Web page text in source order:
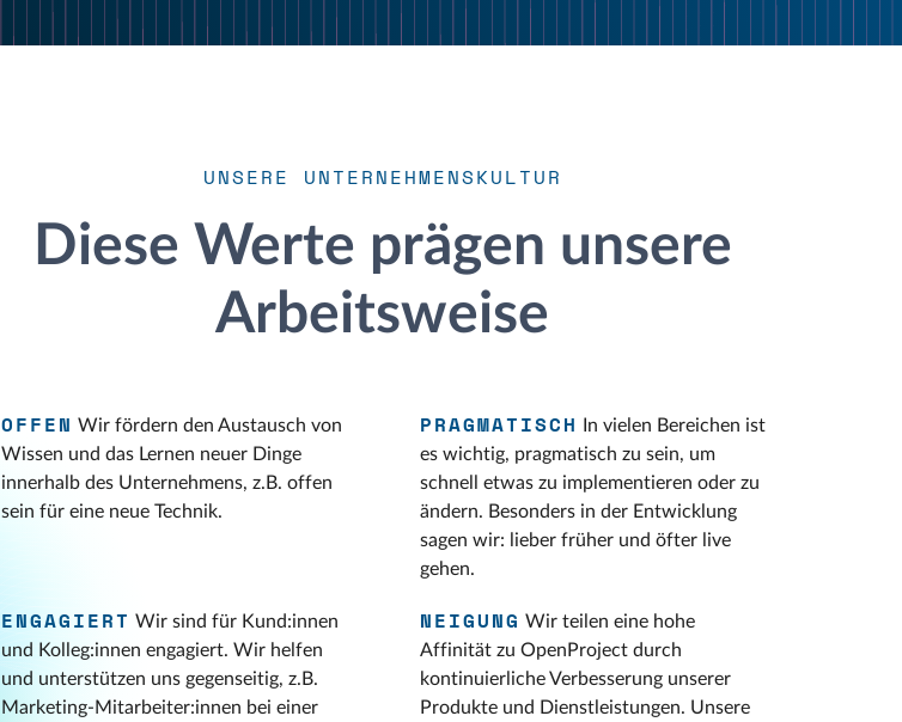
UNSERE UNTERNEHMENSKULTUR
Diese Werte prägen unsere
Arbeitsweise
OFFEN Wir fördern den Austausch von
Wissen und das Lernen neuer Dinge
innerhalb des Unternehmens, z.B. offen
sein für eine neue Technik.
PRAGMATISCH
In vielen Bereichen ist
es wichtig, pragmatisch zu sein, um
schnell etwas zu implementieren oder zu
ändern. Besonders in der Entwicklung
sagen wir: lieber früher und öfter live
gehen.
ENGAGIERT Wir sind für Kund:innen
und Kolleg:innen engagiert. Wir helfen
und unterstützen uns gegenseitig, z.B.
Marketing-Mitarbeiter:innen bei einer
NEIGUNG Wir teilen eine hohe
Affinität zu OpenProject durch
kontinuierliche Verbesserung unserer
Produkte und Dienstleistungen. Unsere